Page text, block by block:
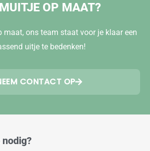
OP MAAT?
maat, ons team staat voor je klaar een
uitje te bedenken!
CONTACT OP